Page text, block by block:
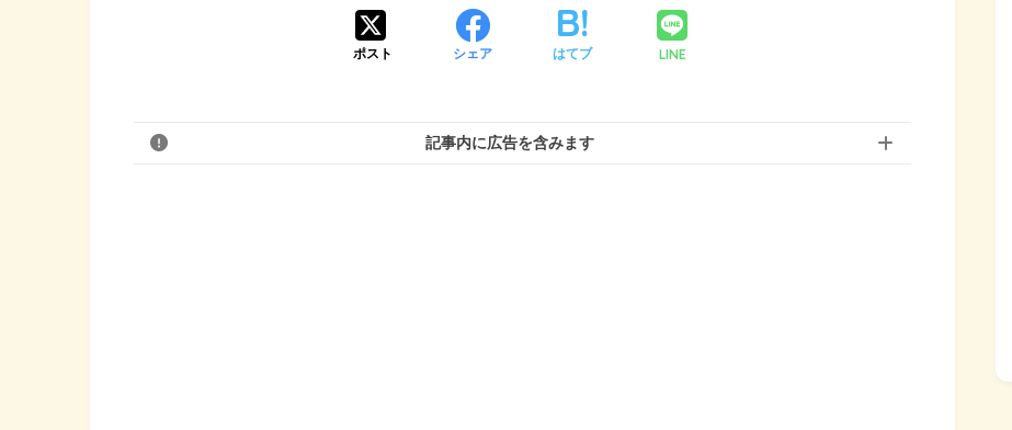
ポスト シェア はてブ LINE
記事内に広告を含みます